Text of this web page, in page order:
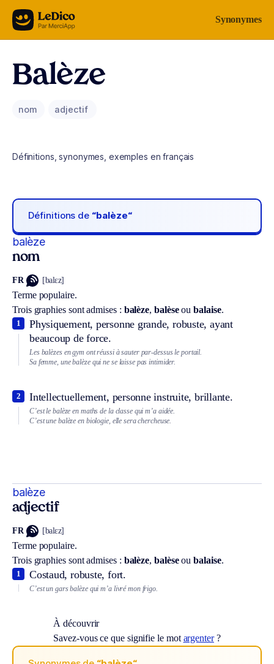
Aller au contenu Synonymes
Balèze
nom adjectif
Définitions, synonymes, exemples en français
Définitions de “balèze“
balèze
nom
FR [balɛz]
Terme populaire.
Trois graphies sont admises : balèze, balèseoubalaise.
Physiquement, personne grande, robuste, ayant
beaucoup de force.
1
Les balèzes en gym ont réussi à sauter par-dessus le portail.
Sa femme, une balèze qui ne se laisse pas intimider.
Intellectuellement, personne instruite, brillante.
2
C’est le balèze en maths de la classe qui m’a aidée.
C’est une balèze en biologie, elle sera chercheuse.
balèze
adjectif
FR [balɛz]
Terme populaire.
Trois graphies sont admises : balèze, balèseoubalaise.
Costaud, robuste, fort.
1
C’est un gars balèze qui m’a livré mon frigo.
À découvrir
Savez-vous ce que signifie le mot argenter?